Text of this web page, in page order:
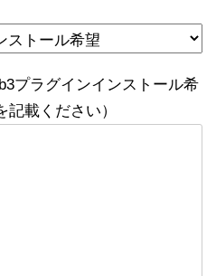
プラグインインストール希
載ください）